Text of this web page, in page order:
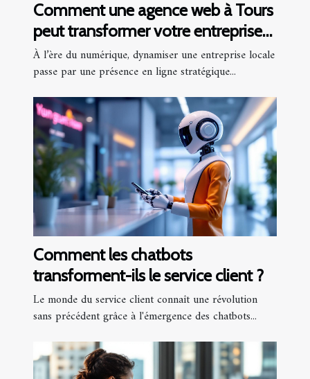
Comment une agence web à Tours
peut transformer votre entreprise
locale
À l’ère du numérique, dynamiser une entreprise locale
passe par une présence en ligne stratégique...
Comment les chatbots
transforment-ils le service client ?
Le monde du service client connaît une révolution
sans précédent grâce à l'émergence des chatbots...